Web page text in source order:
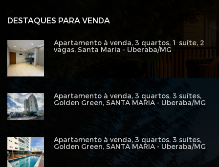
DESTAQUES PARA VENDA
Apartamento à venda, 3 quartos, 1 suíte, 2
vagas, Santa Maria - Uberaba/MG
Apartamento à venda, 3 quartos, 3 suítes,
Golden Green, SANTA MARIA - Uberaba/MG
Apartamento à venda, 3 quartos, 3 suítes,
Golden Green, SANTA MARIA - Uberaba/MG